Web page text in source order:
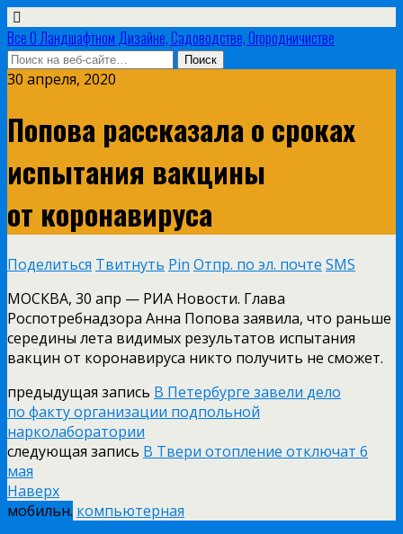
Все О Ландшафтном Дизайне, Садоводстве, Огородничистве
30 апреля, 2020
Попова рассказала о сроках
испытания вакцины
от коронавируса
Поделиться Твитнуть Pin Отпр. по эл. почте SMS
МОСКВА, 30 апр — РИА Новости. Глава
Роспотребнадзора Анна Попова заявила, что раньше
середины лета видимых результатов испытания
вакцин от коронавируса никто получить не сможет.
предыдущая запись В Петербурге завели дело
по факту организации подпольной
нарколаборатории
следующая запись В Твери отопление отключат 6
мая
Наверх
мобильн. компьютерная